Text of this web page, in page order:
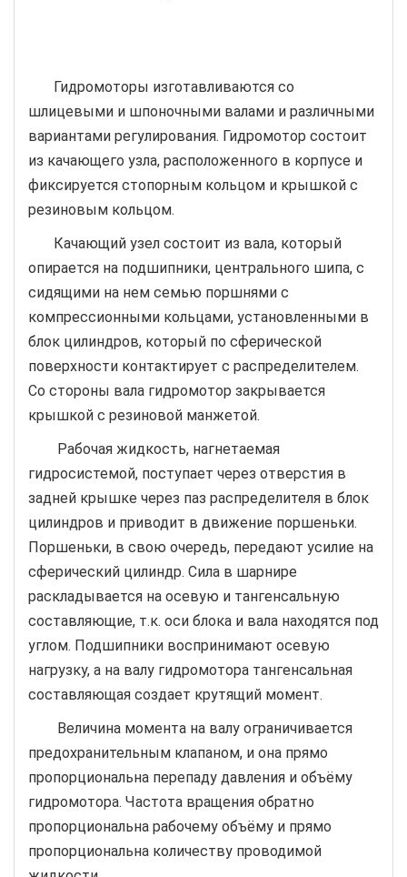
Гидромоторы изготавливаются со
шлицевыми и шпоночными валами и различными
вариантами регулирования. Гидромотор состоит
из качающего узла, расположенного в корпусе и
фиксируется стопорным кольцом и крышкой с
резиновым кольцом.
Качающий узел состоит из вала, который
опирается на подшипники, центрального шипа, с
сидящими на нем семью поршнями с
компрессионными кольцами, установленными в
блок цилиндров, который по сферической
поверхности контактирует с распределителем.
Со стороны вала гидромотор закрывается
крышкой с резиновой манжетой.
Рабочая жидкость, нагнетаемая
гидросистемой, поступает через отверстия в
задней крышке через паз распределителя в блок
цилиндров и приводит в движение поршеньки.
Поршеньки, в свою очередь, передают усилие на
сферический цилиндр. Сила в шарнире
раскладывается на осевую и тангенсальную
составляющие, т.к. оси блока и вала находятся под
углом. Подшипники воспринимают осевую
нагрузку, а на валу гидромотора тангенсальная
составляющая создает крутящий момент.
Величина момента на валу ограничивается
предохранительным клапаном, и она прямо
пропорциональна перепаду давления и объёму
гидромотора. Частота вращения обратно
пропорциональна рабочему объёму и прямо
пропорциональна количеству проводимой